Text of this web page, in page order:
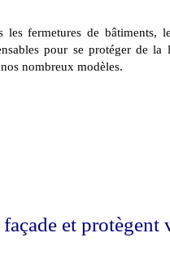
les fermetures de bâtiments,
pour se protéger de la
nombreux modèles.
et protègent